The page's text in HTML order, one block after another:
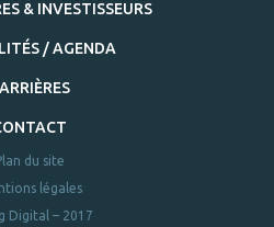
& INVESTISSEURS
/ AGENDA
du site
légales
Digital – 2017